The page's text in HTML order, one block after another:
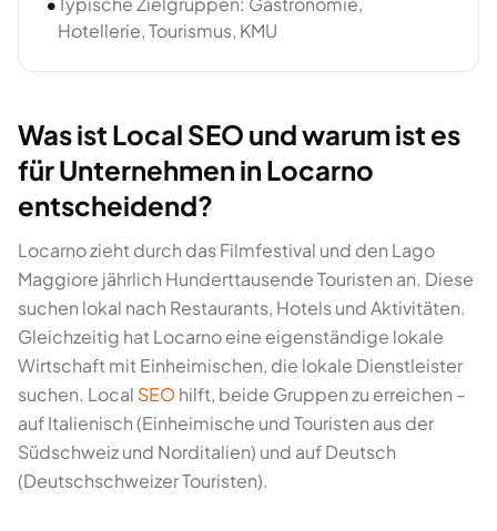
Hotellerie, Tourismus, KMU
Was ist Local SEO und warum ist es
für Unternehmen in Locarno
entscheidend?
Locarno zieht durch das Filmfestival und den Lago
Maggiore jährlich Hunderttausende Touristen an. Diese
suchen lokal nach Restaurants, Hotels und Aktivitäten.
Gleichzeitig hat Locarno eine eigenständige lokale
Wirtschaft mit Einheimischen, die lokale Dienstleister
suchen. Local SEO hilft, beide Gruppen zu erreichen –
auf Italienisch (Einheimische und Touristen aus der
Südschweiz und Norditalien) und auf Deutsch
(Deutschschweizer Touristen).